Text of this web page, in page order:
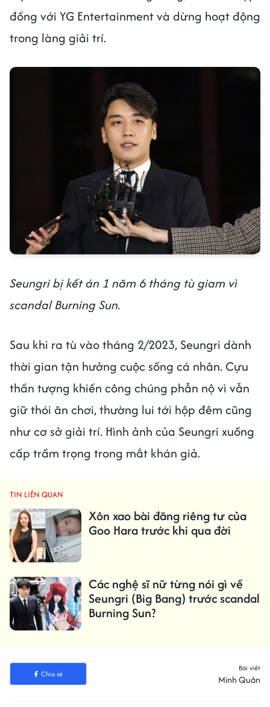
đồng với YG Entertainment và dừng hoạt động
trong làng giải trí.
Seungri bị kết án 1 năm 6 tháng tù giam vì
scandal Burning Sun.
Sau khi ra tù vào tháng 2/2023, Seungri dành
thời gian tận hưởng cuộc sống cá nhân. Cựu
thần tượng khiến công chúng phẫn nộ vì vẫn
giữ thói ăn chơi, thường lui tới hộp đêm cũng
như cơ sở giải trí. Hình ảnh của Seungri xuống
cấp trầm trọng trong mắt khán giả.
TIN LIÊN QUAN
Xôn xao bài đăng riêng tư của
Goo Hara trước khi qua đời
Các nghệ sĩ nữ từng nói gì về
Seungri (Big Bang) trước scandal
Burning Sun?
Chia sẻ
Bài viết
Minh Quân